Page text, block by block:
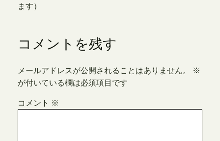
ます）
コメントを残す
メールアドレスが公開されることはありません。
※
が付いている欄は必須項目です
コメント ※